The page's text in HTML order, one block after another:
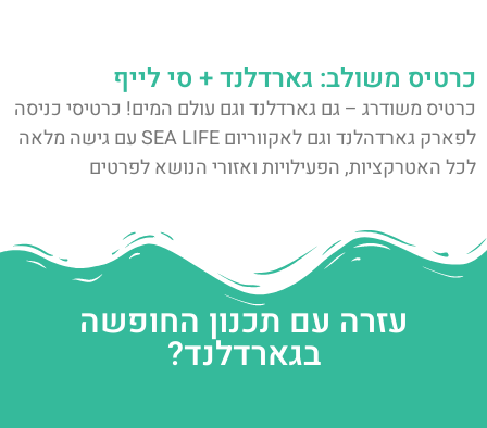
כרטיס משולב: גארדלנד + סי לייף
כרטיס משודרג – גם גארדלנד וגם עולם המים! כרטיסי כניסה
לפארק גארדהלנד וגם לאקווריום SEA LIFE עם גישה מלאה
לכל האטרקציות, הפעילויות ואזורי הנושא לפרטים
עזרה עם תכנון החופשה
בגארדלנד?